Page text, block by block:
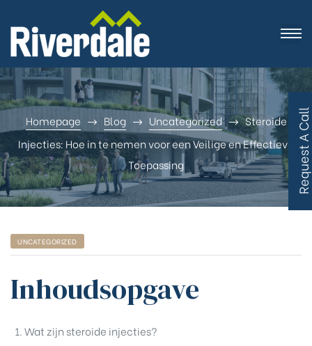
Homepage Blog Uncategorized
Steroide
Injecties: Hoe in te nemen voor een Veilige en Effectieve
Toepassing
UNCATEGORIZED
Inhoudsopgave
Wat zijn steroide injecties?
R
e
q
u
e
s
t
A
C
a
l
l
B
a
c